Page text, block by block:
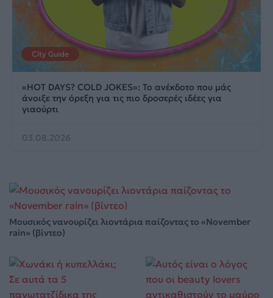
City Guide
«HOT DAYS? COLD JOKES»: Το ανέκδοτο που μάς
άνοιξε την όρεξη για τις πιο δροσερές ιδέες για
γιαούρτι
03.08.2026
Μουσικός νανουρίζει λιοντάρια παίζοντας το «November
rain» (βίντεο)